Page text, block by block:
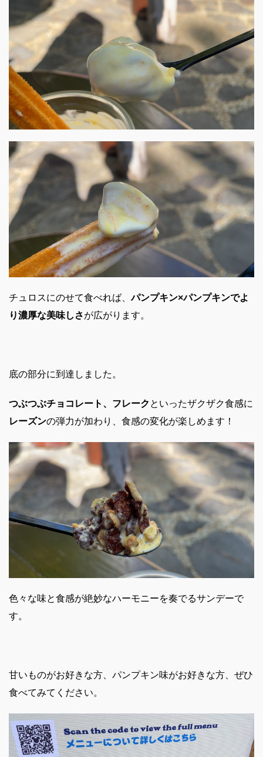
チュロスにのせて食べれば、パンプキン×パンプキンでよ
り濃厚な美味しさが広がります。
底の部分に到達しました。
つぶつぶチョコレート、フレーク といったザクザク食感に
レーズンの弾力が加わり、食感の変化が楽しめます！
色々な味と食感が絶妙なハーモニーを奏でるサンデーで
す。
甘いものがお好きな方、パンプキン味がお好きな方、ぜひ
食べてみてください。